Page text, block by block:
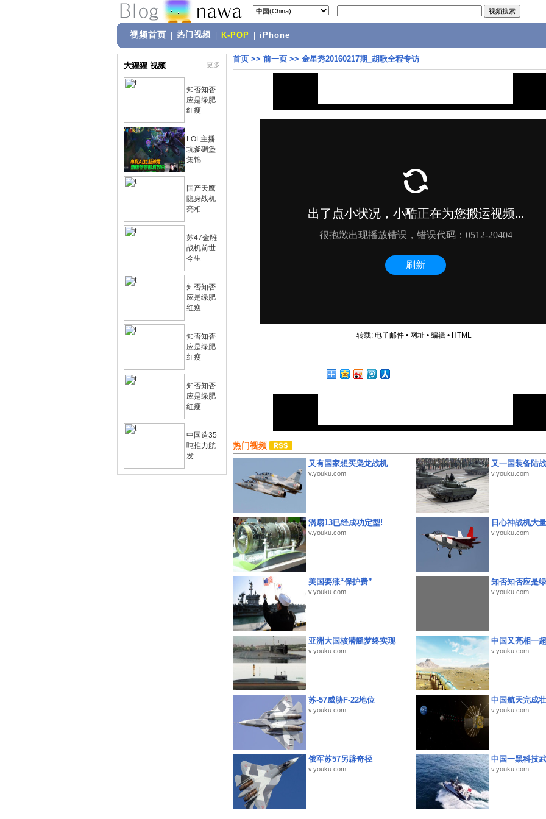
视频首页 热门视频 K-POP iPhone
大猩猩 视频 更多
知否知否
应是绿肥
红瘦
LOL主播
坑爹碉堡
集锦
国产天鹰
隐身战机
亮相
苏47金雕
战机前世
今生
知否知否
应是绿肥
红瘦
知否知否
应是绿肥
红瘦
知否知否
应是绿肥
红瘦
中国造35
吨推力航
发
首页 >> 前一页 >> 金星秀20160217期_胡歌全程专访
转载: 电子邮件• 网址 • 编辑• HTML
热门视频
又有国家想买枭龙战机
v.youku.com
又一国装备陆
v.youku.com
涡扇13已经成功定型!
v.youku.com
日心神战机大
v.youku.com
美国要涨“保护费”
v.youku.com
知否知否应是
v.youku.com
亚洲大国核潜艇梦终实现
v.youku.com
中国又亮相一
v.youku.com
苏-57威胁F-22地位
v.youku.com
中国航天完成
v.youku.com
俄军苏57另辟奇径
v.youku.com
中国一黑科技
v.youku.com